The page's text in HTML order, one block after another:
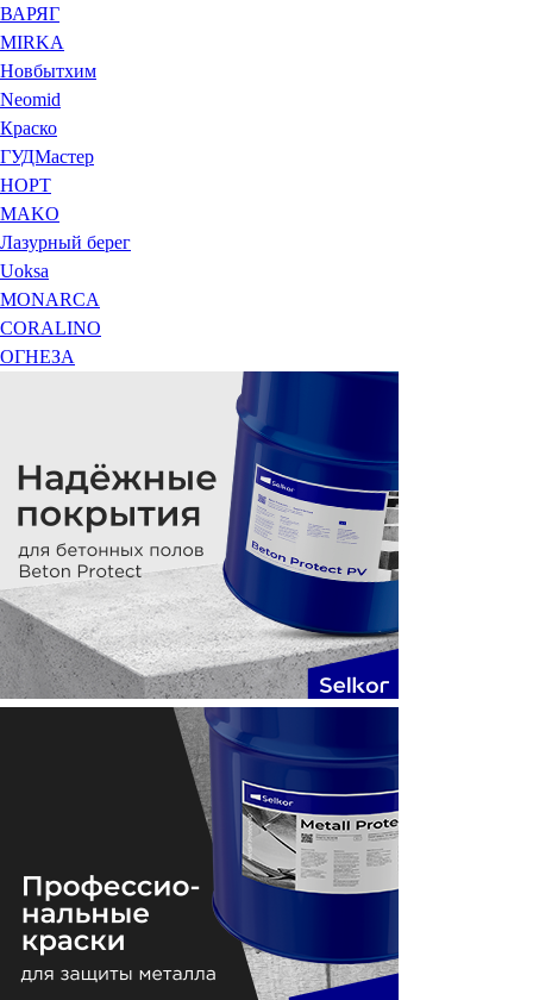
ВАРЯГ
MIRKA
Новбытхим
Neomid
Краско
ГУДМастер
НОРТ
MAKO
Лазурный берег
Uoksa
MONARCA
CORALINO
ОГНЕЗА